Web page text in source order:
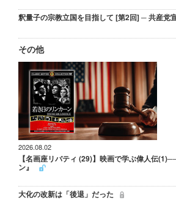
釈量子の宗教立国を目指して [第2回] ─ 共産党
その他
2026.08.02
【名画座リバティ (29)】映画で学ぶ偉人伝
ン』
大化の改新は「後退」だった